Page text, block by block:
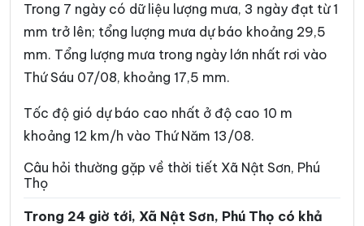
Xã Đào Xá Xã Đoan Hùng
Xã Đồng Lương Xã Đông Thành
Xã Đức Nhàn
Xã Hạ Hòa Xã Hải Lựu
Xã Hoàng An
Xã Hội Thịnh Xã Hợp Kim
Trong 7 ngày có dữ liệu lượng mưa, 3 ngày đạt từ 1
mm trở lên; tổng lượng mưa dự báo khoảng 29,5
mm. Tổng lượng mưa trong ngày lớn nhất rơi vào
Thứ Sáu 07/08, khoảng 17,5 mm.
Tốc độ gió dự báo cao nhất ở độ cao 10 m
khoảng 12 km/h vào Thứ Năm 13/08.
Câu hỏi thường gặp về thời tiết Xã Nật Sơn, Phú
Thọ
Trong 24 giờ tới, Xã Nật Sơn, Phú Thọ có khả